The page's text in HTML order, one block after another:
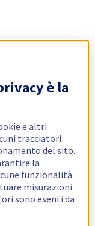
è la
e altri
tracciatori
del sito.
la
funzionalità
misurazioni
sono esenti da